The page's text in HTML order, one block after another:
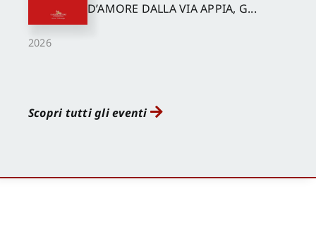
2026
D’AMORE DALLA VIA APPIA, G...
Scopri tutti gli eventi